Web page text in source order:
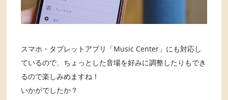
スマホ・タブレットアプリ「Music Center」にも対応し
ているので、ちょっとした音場を好みに調整したりもでき
るので楽しみめますね！
いかがでしたか？